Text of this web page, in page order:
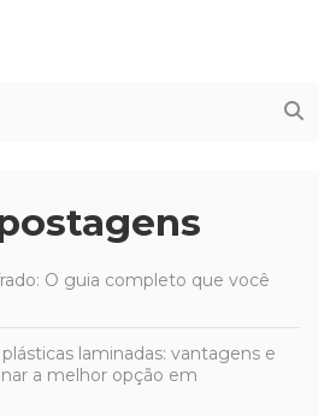
O guia completo que você
laminadas: vantagens e
a melhor opção em